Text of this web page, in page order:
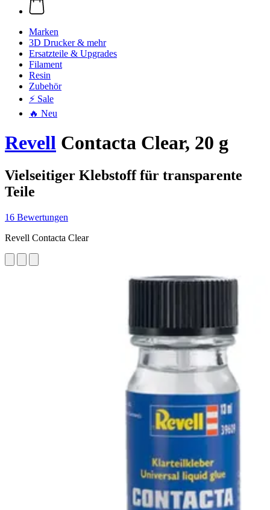
Marken
3D Drucker & mehr
Ersatzteile & Upgrades
Filament
Resin
Zubehör
⚡ Sale
🔥 Neu
Revell Contacta Clear, 20 g
Vielseitiger Klebstoff für transparente
Teile
16 Bewertungen
Revell Contacta Clear